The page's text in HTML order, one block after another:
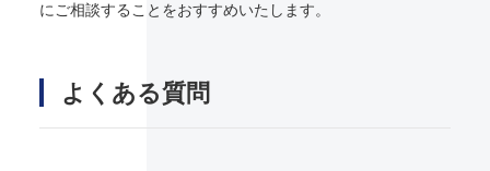
にご相談することをおすすめいたします。
よくある質問